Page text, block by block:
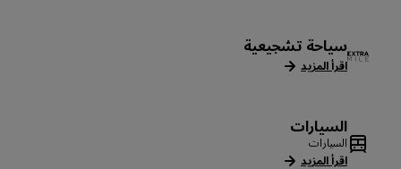
سياحة تشجيعية
اقرأ المزيد
السيارات
السيارات
اقرأ المزيد